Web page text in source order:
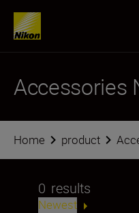
Accessories
Home product
0 results
Newest